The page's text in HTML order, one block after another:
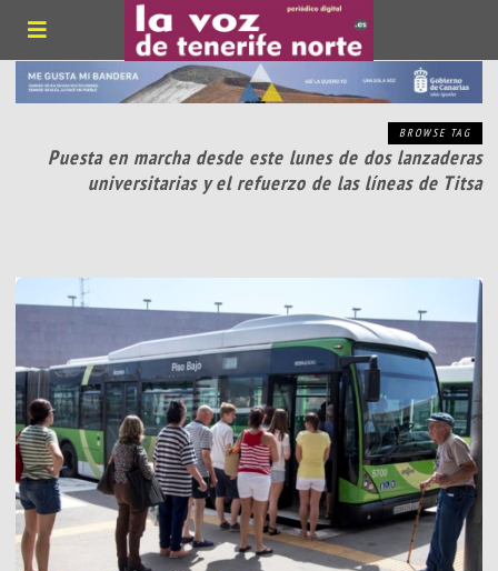
BROWSE TAG
Puesta en marcha desde este lunes de dos lanzaderas
universitarias y el refuerzo de las líneas de Titsa